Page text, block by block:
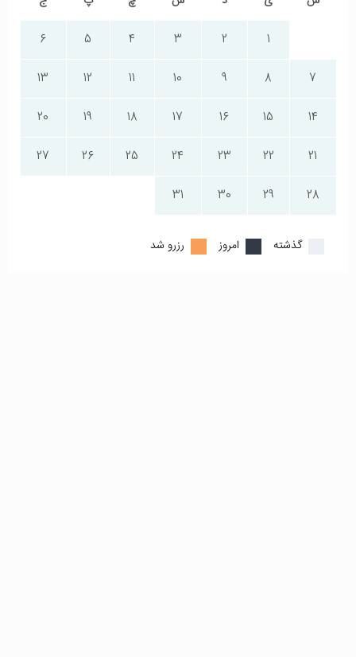
1
2
3
4
5
6
7
8
9
10
11
12
13
14
15
16
17
18
19
20
21
22
23
24
25
26
27
28
29
30
31
گذشته امروز رزرو شد